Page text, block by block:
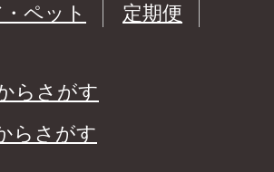
ペット
定期便
らさがす
らさがす